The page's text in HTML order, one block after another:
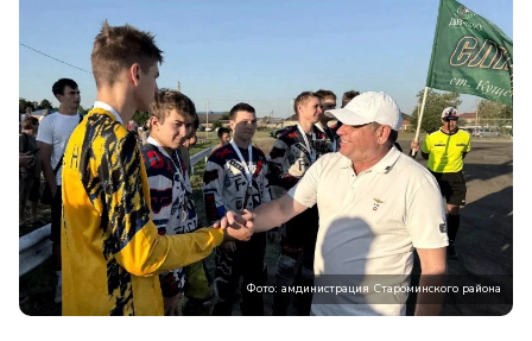
Фото: амдинистрация Староминского района